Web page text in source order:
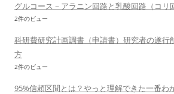
グルコース－アラニン回路と乳酸回路（コリ
2件のビュー
科研費研究計画調書（申請書）研究者の遂行
方
2件のビュー
95%信頼区間とは？やっと理解できた一番わ